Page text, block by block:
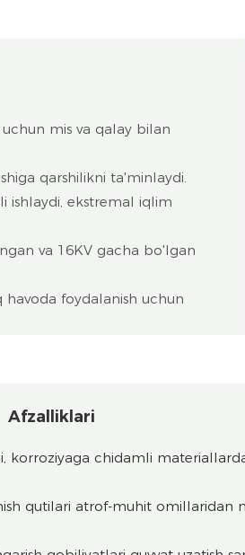
mis va qalay bilan
qarshilikni ta'minlaydi.
ekstremal iqlim
va 16KV gacha bo'lgan
foydalanish uchun
Afzalliklari
korroziyaga chidamli
qutilari atrof-muhit omillaridan